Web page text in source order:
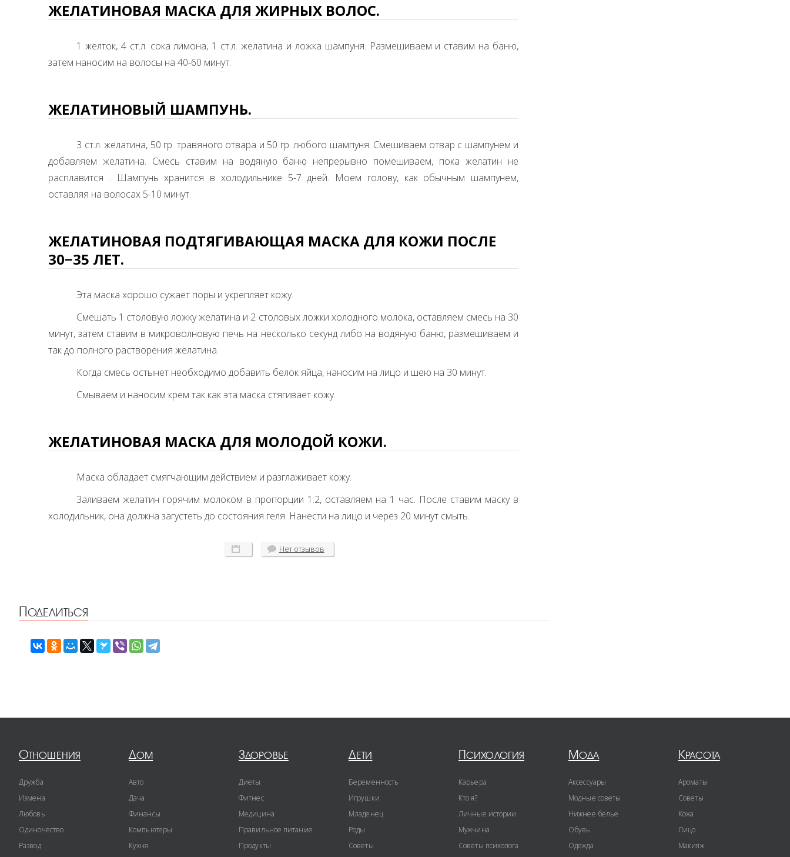
ЖЕЛАТИНОВАЯ МАСКА ДЛЯ ЖИРНЫХ ВОЛОС.
1 желток, 4 ст.л. сока лимона, 1 ст.л. желатина и ложка шампуня. Размешиваем и ставим на баню,
затем наносим на волосы на 40-60 минут.
ЖЕЛАТИНОВЫЙ ШАМПУНЬ.
3 ст.л. желатина, 50 гр. травяного отвара и 50 гр. любого шампуня. Смешиваем отвар с шампунем и
добавляем желатина. Смесь ставим на водяную баню непрерывно помешиваем, пока желатин не
расплавится . Шампунь хранится в холодильнике 5-7 дней. Моем голову, как обычным шампунем,
оставляя на волосах 5-10 минут.
ЖЕЛАТИНОВАЯ ПОДТЯГИВАЮЩАЯ МАСКА ДЛЯ КОЖИ ПОСЛЕ
30−35 ЛЕТ.
Эта маска хорошо сужает поры и укрепляет кожу.
Смешать 1 столовую ложку желатина и 2 столовых ложки холодного молока, оставляем смесь на 30
минут, затем ставим в микроволновую печь на несколько секунд либо на водяную баню, размешиваем и
так до полного растворения желатина.
Когда смесь остынет необходимо добавить белок яйца, наносим на лицо и шею на 30 минут.
Смываем и наносим крем так как эта маска стягивает кожу.
ЖЕЛАТИНОВАЯ МАСКА ДЛЯ МОЛОДОЙ КОЖИ.
Маска обладает смягчающим действием и разглаживает кожу.
Заливаем желатин горячим молоком в пропорции 1:2, оставляем на 1 час. После ставим маску в
холодильник, она должна загустеть до состояния геля. Нанести на лицо и через 20 минут смыть.
Нетотзывов
Поделиться
Отношения
Дружба
Измена
Любовь
Одиночество
Развод
Дом
Авто
Дача
Финансы
Компьютеры
Кухня
Здоровье
Диеты
Фитнес
Медицина
Правильное питание
Продукты
Дети
Беременность
Игрушки
Младенец
Роды
Советы
Психология
Карьера
Кто я?
Личные истории
Мужчина
Советы психолога
Мода
Аксессуары
Модные советы
Нижнее белье
Обувь
Одежда
Красота
Ароматы
Советы
Кожа
Лицо
Макияж